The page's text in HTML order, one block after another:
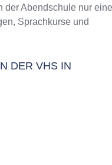
der Abendschule nur eine
Sprachkurse und
DER VHS IN